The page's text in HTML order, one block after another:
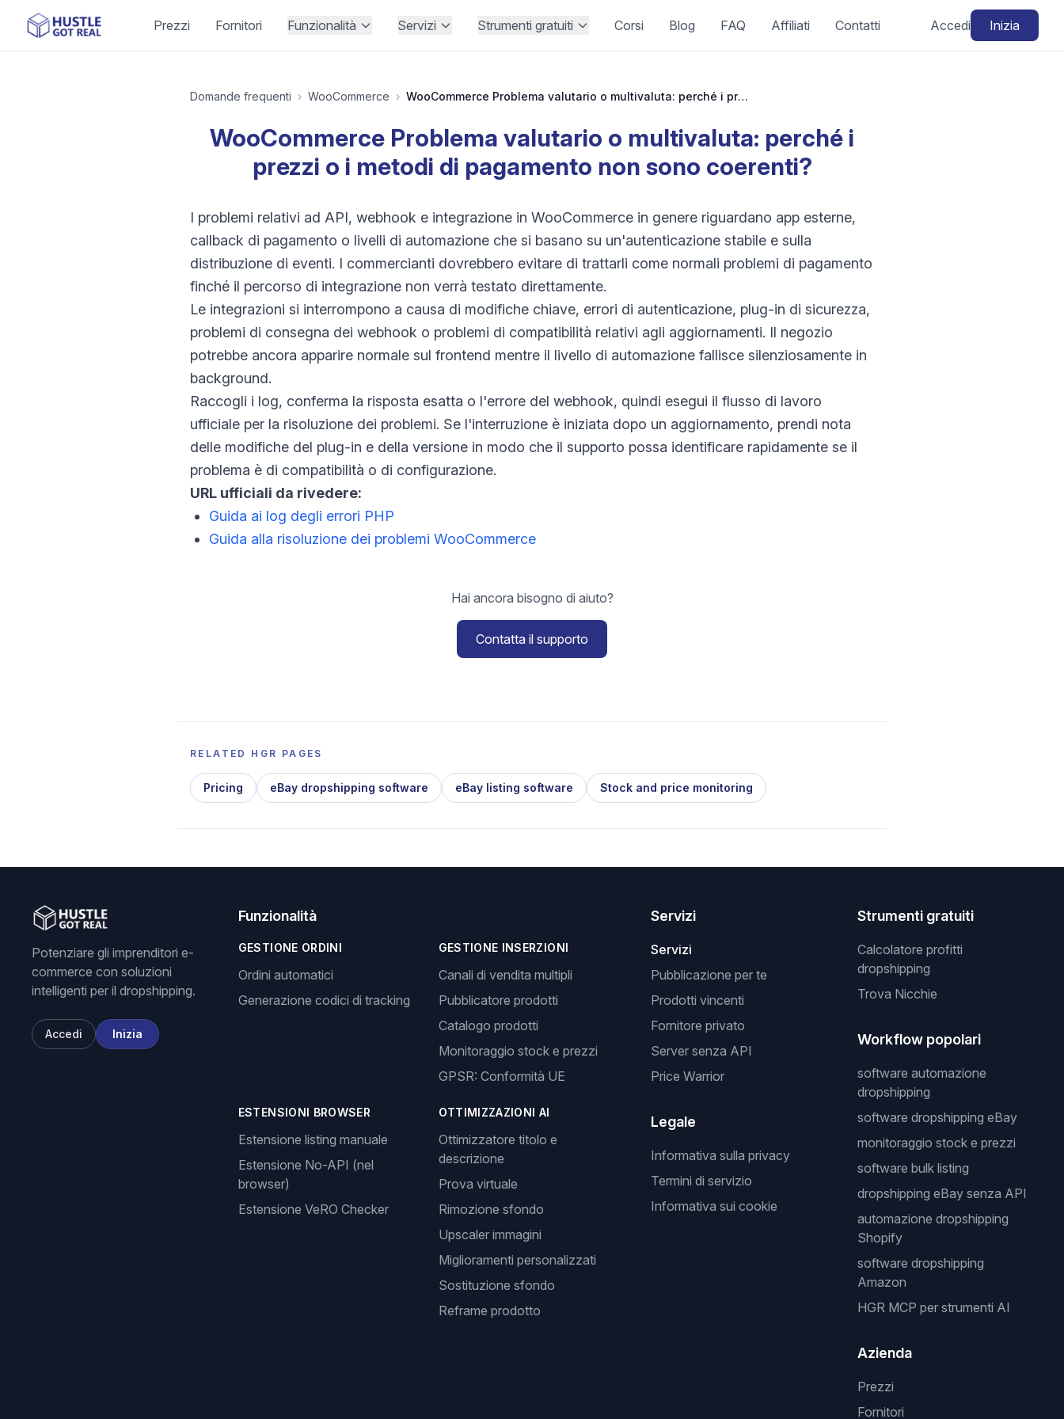
Prezzi Fornitori Funzionalità Servizi Strumenti gratuiti Corsi Blog FAQ Affiliati Contatti Accedi Inizia
Domande frequenti › WooCommerce › WooCommerce Problema valutario o multivaluta: perché i prezzi o i metodi di pagamento non sono coerenti?
WooCommerce Problema valutario o multivaluta: perché i
prezzi o i metodi di pagamento non sono coerenti?
I problemi relativi ad API, webhook e integrazione in WooCommerce in genere riguardano app esterne,
callback di pagamento o livelli di automazione che si basano su un'autenticazione stabile e sulla
distribuzione di eventi. I commercianti dovrebbero evitare di trattarli come normali problemi di pagamento
finché il percorso di integrazione non verrà testato direttamente.
Le integrazioni si interrompono a causa di modifiche chiave, errori di autenticazione, plug-in di sicurezza,
problemi di consegna dei webhook o problemi di compatibilità relativi agli aggiornamenti. Il negozio
potrebbe ancora apparire normale sul frontend mentre il livello di automazione fallisce silenziosamente in
background.
Raccogli i log, conferma la risposta esatta o l'errore del webhook, quindi esegui il flusso di lavoro
ufficiale per la risoluzione dei problemi. Se l'interruzione è iniziata dopo un aggiornamento, prendi nota
delle modifiche del plug-in e della versione in modo che il supporto possa identificare rapidamente se il
problema è di compatibilità o di configurazione.
URL ufficiali da rivedere:
Guida ai log degli errori PHP
Guida alla risoluzione dei problemi WooCommerce
Hai ancora bisogno di aiuto?
Contatta il supporto
RELATED HGR PAGES
Pricing eBay dropshipping software eBay listing software Stock and price monitoring
Potenziare gli imprenditori e-
commerce con soluzioni
intelligenti per il dropshipping.
Accedi Inizia
Funzionalità
GESTIONE ORDINI
Ordini automatici
Generazione codici di tracking
GESTIONE INSERZIONI
Canali di vendita multipli
Pubblicatore prodotti
Catalogo prodotti
Monitoraggio stock e prezzi
GPSR: Conformità UE
ESTENSIONI BROWSER
Estensione listing manuale
Estensione No-API (nel
browser)
Estensione VeRO Checker
OTTIMIZZAZIONI AI
Ottimizzatore titolo e
descrizione
Prova virtuale
Rimozione sfondo
Upscaler immagini
Miglioramenti personalizzati
Sostituzione sfondo
Reframe prodotto
Servizi
Servizi
Pubblicazione per te
Prodotti vincenti
Fornitore privato
Server senza API
Price Warrior
Legale
Informativa sulla privacy
Termini di servizio
Informativa sui cookie
Strumenti gratuiti
Calcolatore profitti
dropshipping
Trova Nicchie
Workflow popolari
software automazione
dropshipping
software dropshipping eBay
monitoraggio stock e prezzi
software bulk listing
dropshipping eBay senza API
automazione dropshipping
Shopify
software dropshipping
Amazon
HGR MCP per strumenti AI
Azienda
Prezzi
Fornitori